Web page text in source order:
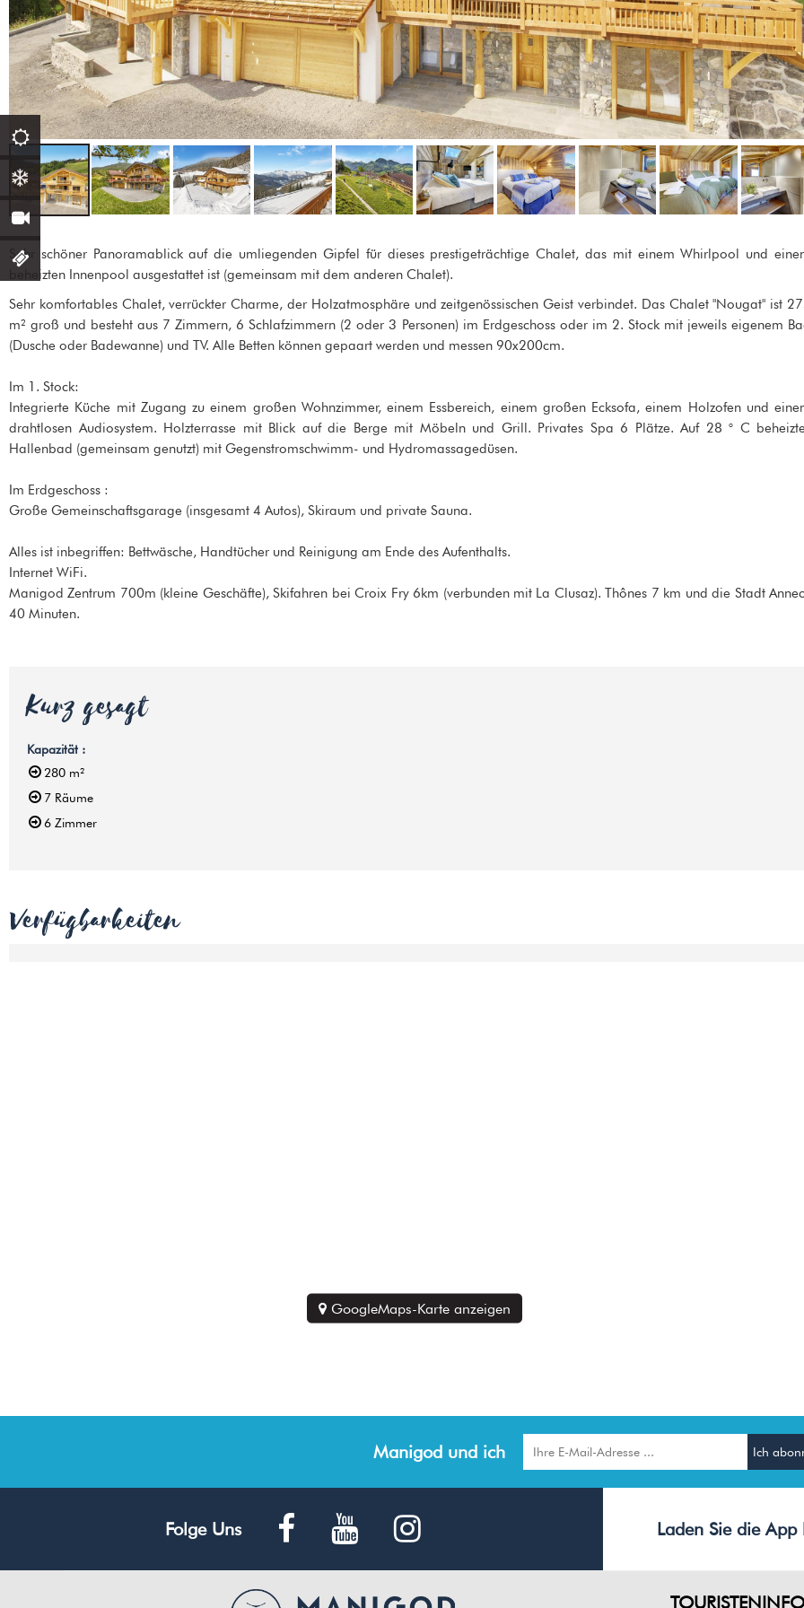
Sehr schöner Panoramablick auf die umliegenden Gipfel für dieses prestigeträchtige Chalet, das mit einem Whirlpool und
beheizten Innenpool ausgestattet ist (gemeinsam mit dem anderen Chalet).
Sehr komfortables Chalet, verrückter Charme, der Holzatmosphäre und zeitgenössischen Geist verbindet. Das Chalet "Nougat" ist
m² groß und besteht aus 7 Zimmern, 6 Schlafzimmern (2 oder 3 Personen) im Erdgeschoss oder im 2. Stock mit jeweils eigenem
(Dusche oder Badewanne) und TV. Alle Betten können gepaart werden und messen 90x200cm.
Im 1. Stock:
Integrierte Küche mit Zugang zu einem großen Wohnzimmer, einem Essbereich, einem großen Ecksofa, einem Holzofen und
drahtlosen Audiosystem. Holzterrasse mit Blick auf die Berge mit Möbeln und Grill. Privates Spa 6 Plätze. Auf 28 ° C
Hallenbad (gemeinsam genutzt) mit Gegenstromschwimm- und Hydromassagedüsen.
Im Erdgeschoss :
Große Gemeinschaftsgarage (insgesamt 4 Autos), Skiraum und private Sauna.
Alles ist inbegriffen: Bettwäsche, Handtücher und Reinigung am Ende des Aufenthalts.
Internet WiFi.
Manigod Zentrum 700m (kleine Geschäfte), Skifahren bei Croix Fry 6km (verbunden mit La Clusaz). Thônes 7 km und die Stadt
40 Minuten.
Kurz gesagt
Kapazität :
280 m²
7 Räume
6 Zimmer
Verfügbarkeiten
GoogleMaps-Karte anzeigen
Manigod und ich
Folge Uns Laden Sie die App